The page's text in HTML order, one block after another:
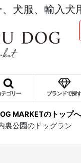
犬服、輸入犬
テゴリー ブランドで探す
MARKETのトップへ
裏公園のドッグラン